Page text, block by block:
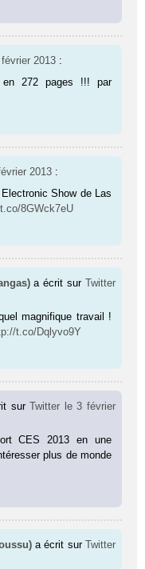
2013 :
272 pages !!! par
2013 :
Show de Las
8GWck7eU
a écrit sur Twitter
magnifique travail !
t.co/Dqlyvo9Y
surTwitter le 3 février
CES 2013 en une
plus de monde
a écrit sur Twitter